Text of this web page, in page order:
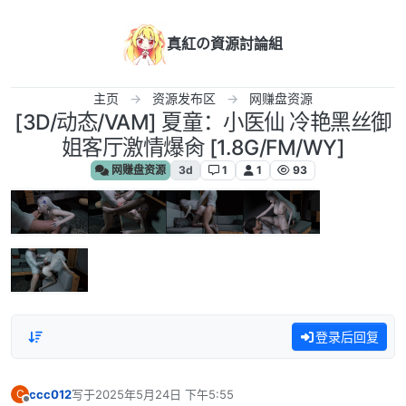
真紅の資源討論組
主页 资源发布区 网赚盘资源
[3D/动态/VAM] 夏童：小医仙 冷艳黑丝御
姐客厅激情爆肏 [1.8G/FM/WY]
网赚盘资源 3d 1 1 93
登录后回复
C ccc012写于2025年5月24日 下午5:55
最后由 编辑